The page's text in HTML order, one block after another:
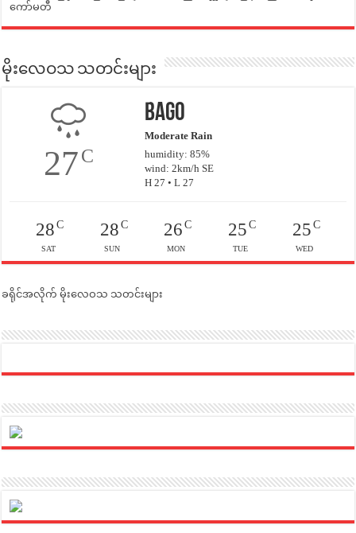
ကော်မတီ
မိုးလေဝသ သတင်းများ
27C
Bago
Moderate Rain
humidity: 85%
wind: 2km/h SE
H 27 • L 27
28C
SAT
28C
SUN
26 C
MON
25C
TUE
25C
WED
ခရိုင်အလိုက် မိုးလေဝသ သတင်းများ